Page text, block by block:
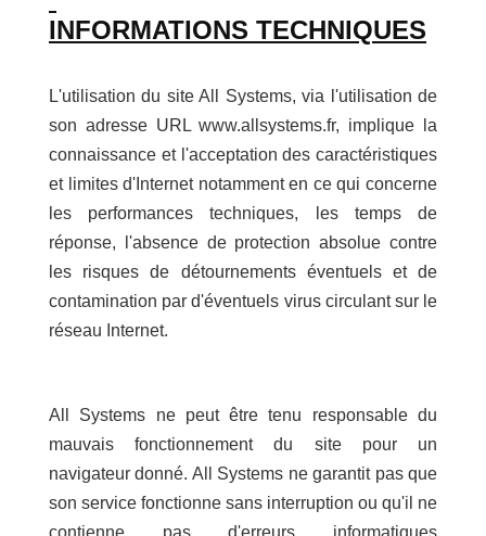
INFORMATIONS TECHNIQUES
L'utilisation du site All Systems, via l'utilisation de
son adresse URL www.allsystems.fr, implique la
connaissance et l'acceptation des caractéristiques
et limites d'Internet notamment en ce qui concerne
les performances techniques, les temps de
réponse, l'absence de protection absolue contre
les risques de détournements éventuels et de
contamination par d'éventuels virus circulant sur le
réseau Internet.
All Systems ne peut être tenu responsable du
mauvais fonctionnement du site pour un
navigateur donné. All Systems ne garantit pas que
son service fonctionne sans interruption ou qu'il ne
contienne pas d'erreurs informatiques